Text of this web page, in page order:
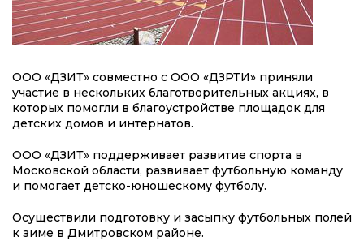
ООО «ДЗИТ» совместно с ООО «ДЗРТИ» приняли
участие в нескольких благотворительных акциях, в
которых помогли в благоустройстве площадок для
детских домов и интернатов.
ООО «ДЗИТ» поддерживает развитие спорта в
Московской области, развивает футбольную команду
и помогает детско-юношескому футболу.
Осуществили подготовку и засыпку футбольных полей
к зиме в Дмитровском районе.